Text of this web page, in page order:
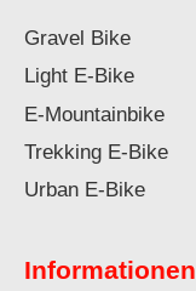
Gravel Bike
Light E-Bike
E-Mountainbike
Trekking E-Bike
Urban E-Bike
Informationen